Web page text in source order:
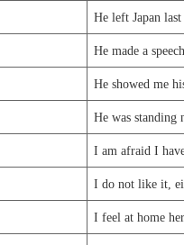
He left Japan
He made a
He showed me
He was standing
I am afraid I
I do not like it,
I feel at home